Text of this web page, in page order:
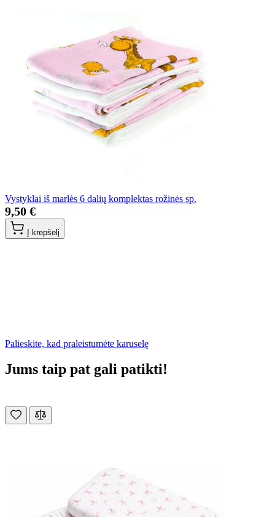
Vystyklai iš marlės 6 dalių komplektas rožinės sp.
9,50 €
Į krepšelį
Palieskite, kad praleistumėte karuselę
Jums taip pat gali patikti!